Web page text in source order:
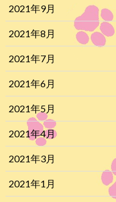
2021年9月
2021年8月
2021年7月
2021年6月
2021年5月
2021年4月
2021年3月
2021年1月